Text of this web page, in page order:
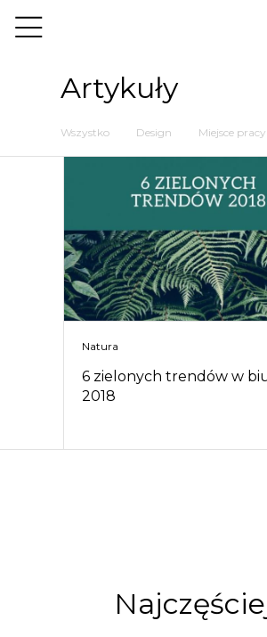
Artykuły
Wszystko Design Miejsce pracy
Natura
6 zielonych trendów w
2018